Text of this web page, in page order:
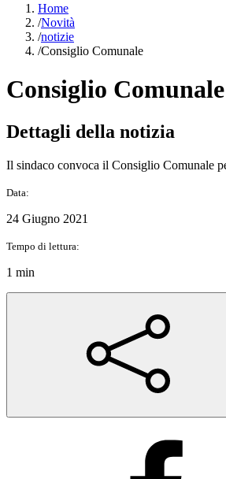
Home
/Novità
/notizie
/Consiglio Comunale
Consiglio Comunale
Dettagli della notizia
Il sindaco convoca il Consiglio Comunale
Data:
24 Giugno 2021
Tempo di lettura:
1 min